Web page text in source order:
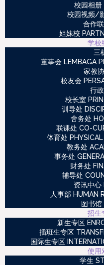
校园相册
校园视频/
合作
姐妹校
学校
三
董事会 LEMBAGA
家教
校友会
行
校长室
训导处
舍务处
联课处 CO-
体育处
教务处
事务处
财务处
辅导处
资讯中心
人事部 HUMAN
图书馆
招生
新生专区
插班生专区
国际生专区
使用
学生